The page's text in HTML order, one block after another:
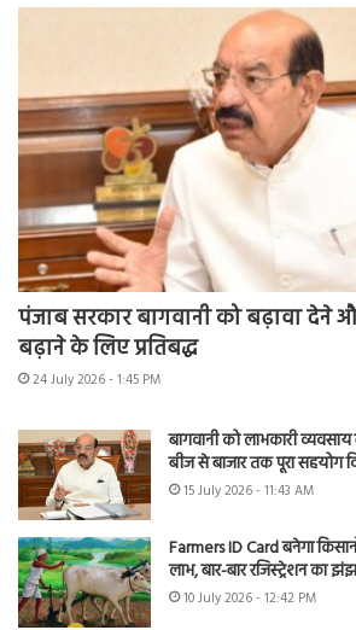
पंजाब सरकार बागवानी को बढ़ावा देने
बढ़ाने के लिए प्रतिबद्ध
24 July 2026 - 1:45 PM
बागवानी को लाभकारी
बीज से बाजार तक पूरा सहयोग
15 July 2026 - 11:43 AM
Farmers ID Card बनेगा
लाभ, बार-बार रजिस्ट्रेशन का
10 July 2026 - 12:42 PM